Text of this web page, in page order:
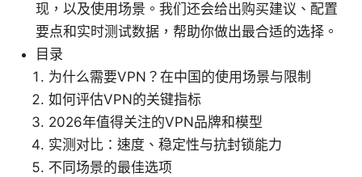
现，以及使用场景。我们还会给出购买建议、配置
要点和实时测试数据，帮助你做出最合适的选择。
目录
为什么需要VPN？在中国的使用场景与限制
如何评估VPN的关键指标
2026年值得关注的VPN品牌和模型
实测对比：速度、稳定性与抗封锁能力
不同场景的最佳选项